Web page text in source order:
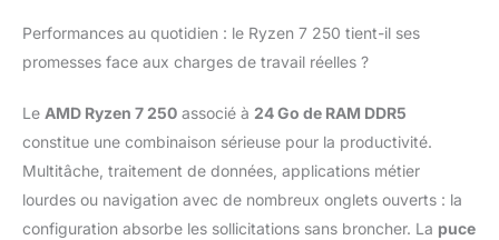
✔️Sécurité biométrique
& confort premium:
sécurisé via Windows
faciale et lecteur
d’empreinte digitale).
Clavier AZERTY
rétroéclairé pour
Performances au quotidien : le Ryzen 7 250 tient-il ses
promesses face aux charges de travail réelles ?
Le AMD Ryzen 7 250 associé à 24 Go de RAM DDR5
constitue une combinaison sérieuse pour la productivité.
Multitâche, traitement de données, applications métier
lourdes ou navigation avec de nombreux onglets ouverts : la
configuration absorbe les sollicitations sans broncher. La puce